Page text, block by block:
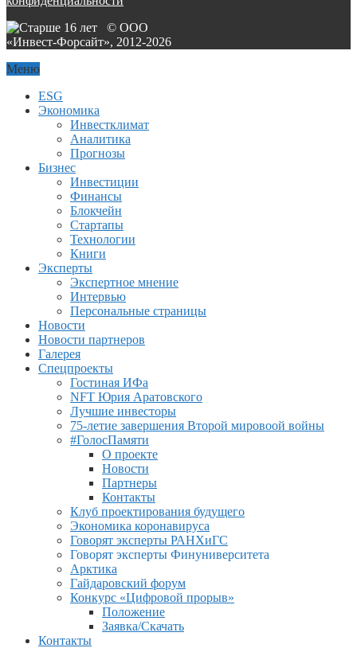
© ООО
«Инвест-Форсайт», 2012-2026
Меню
ESG
Экономика
Инвестклимат
Аналитика
Прогнозы
Бизнес
Инвестиции
Финансы
Блокчейн
Стартапы
Технологии
Книги
Эксперты
Экспертное мнение
Интервью
Персональные страницы
Новости
Новости партнеров
Галерея
Спецпроекты
Гостиная ИФа
NFT Юрия Аратовского
Лучшие инвесторы
75-летие завершения Второй мировоой войны
#ГолосПамяти
О проекте
Новости
Партнеры
Контакты
Клуб проектирования будущего
Экономика коронавируса
Говорят эксперты РАНХиГС
Говорят эксперты Финуниверситета
Арктика
Гайдаровский форум
Конкурс «Цифровой прорыв»
Положение
Заявка/Скачать
Контакты